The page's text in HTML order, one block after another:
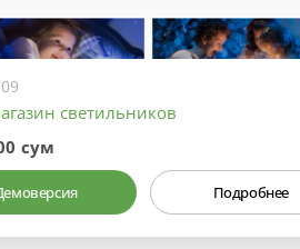
светильников
сум
Подробнее